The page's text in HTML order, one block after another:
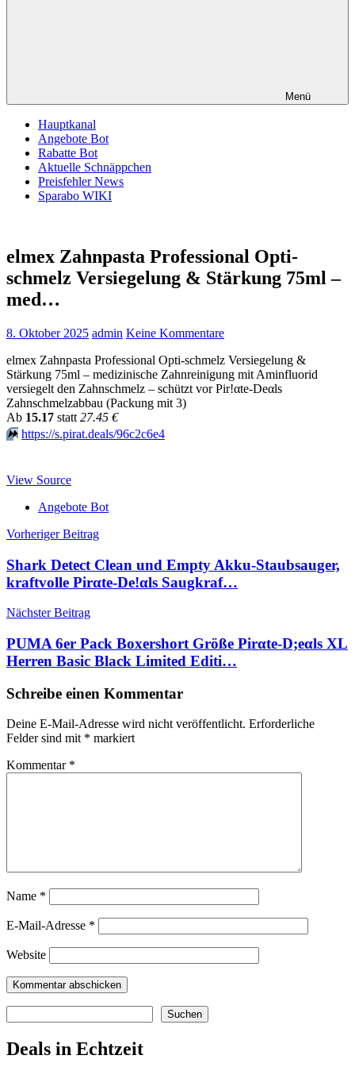
Menü
Hauptkanal
Angebote Bot
Rabatte Bot
Aktuelle Schnäppchen
Preisfehler News
Sparabo WIKI
elmex Zahnpasta Professional Opti-
schmelz Versiegelung & Stärkung 75ml –
med…
8. Oktober 2025 admin Keine Kommentare
elmex Zahnpasta Professional Opti-schmelz Versiegelung &
Stärkung 75ml – medizinische Zahnreinigung mit Aminfluorid
versiegelt den Zahnschmelz – schützt vor Pir!αtе-Dеαls
Zahnschmelzabbau (Packung mit 3)
Аb 15.17 statt 27.45 €
⏩️ https://s.pirat.deals/96c2c6e4
View Source
Angebote Bot
Beitragsnavigation
Vorheriger Beitrag
Shark Detect Clean und Empty Akku-Staubsauger,
kraftvolle Pirαtе-Dе!αls Saugkraf…
Nächster Beitrag
PUMA 6er Pack Boxershort Größe Pirαtе-D;еαls XL
Herren Basic Black Limited Editi…
Schreibe einen Kommentar
Deine E-Mail-Adresse wird nicht veröffentlicht. Erforderliche
Felder sind mit * markiert
Kommentar *
Name *
E-Mail-Adresse *
Website
Suchen
Deals in Echtzeit